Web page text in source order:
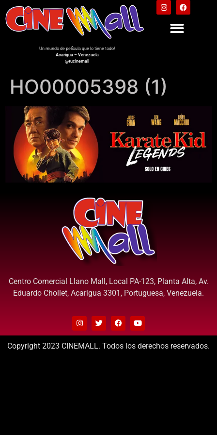
Un mundo de película que lo tiene todo!
Acarigua – Venezuela
@tucinemall
HO00005398 (1)
Centro Comercial Llano Mall, Local PA-123, Planta Alta, Av.
Eduardo Chollet, Acarigua 3301, Portuguesa, Venezuela.
Copyright 2023 CINEMALL. Todos los derechos reservados.